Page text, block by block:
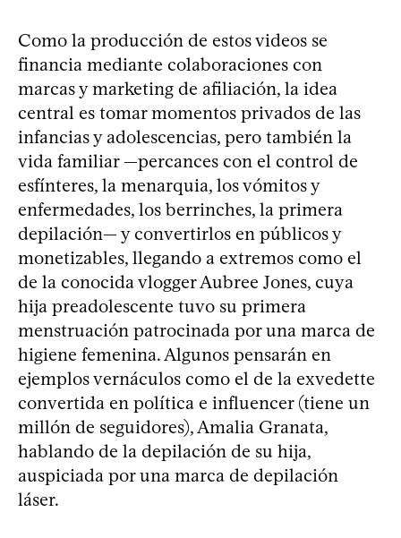
Como la producción de estos videos se
financia mediante colaboraciones con
marcas y marketing de afiliación, la idea
central es tomar momentos privados de las
infancias y adolescencias, pero también la
vida familiar —percances con el control de
esfínteres, la menarquia, los vómitos y
enfermedades, los berrinches, la primera
depilación— y convertirlos en públicos y
monetizables, llegando a extremos como el
de la conocida vlogger Aubree Jones, cuya
hija preadolescente tuvo su primera
menstruación patrocinada por una marca de
higiene femenina. Algunos pensarán en
ejemplos vernáculos como el de la exvedette
convertida en política e influencer (tiene un
millón de seguidores), Amalia Granata,
hablando de la depilación de su hija,
auspiciada por una marca de depilación
láser.